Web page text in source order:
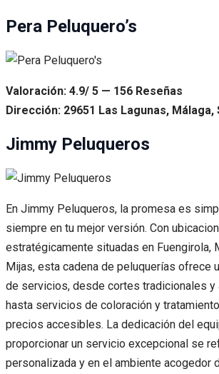
Pera Peluquero’s
Valoración: 4.9/ 5 — 156 Reseñas
Dirección: 29651 Las Lagunas, Málaga,
Jimmy Peluqueros
En Jimmy Peluqueros, la promesa es
siempre en tu mejor versión. Con
estratégicamente situadas en Fuengirola,
Mijas, esta cadena de peluquerías ofrece
de servicios, desde cortes tradicionales y
hasta servicios de coloración y
precios accesibles. La dedicación del
proporcionar un servicio excepcional se
personalizada y en el ambiente acogedor